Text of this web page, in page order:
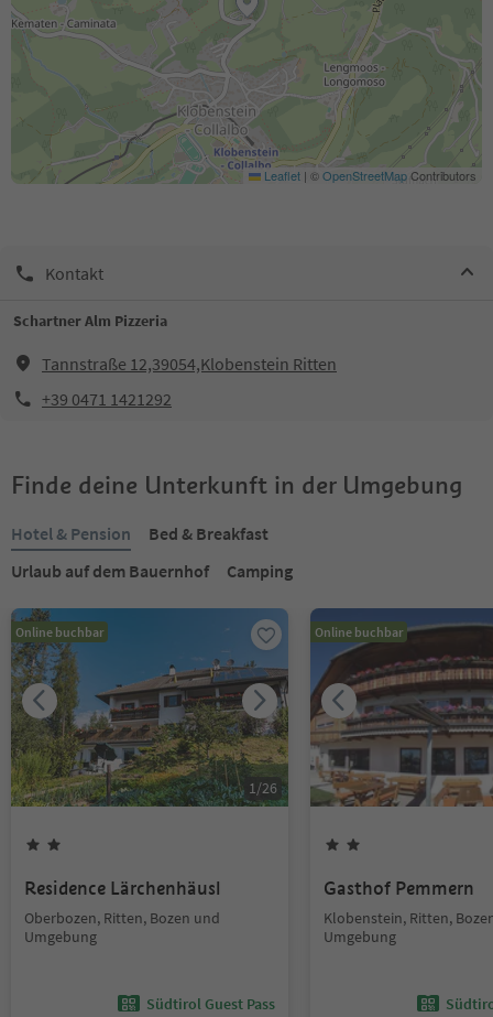
Leaflet | ©OpenStreetMapContributors
Kontakt
Schartner Alm Pizzeria
Tannstraße 12,39054,Klobenstein Ritten
+39 0471 1421292
Finde deine Unterkunft in der Umgebung
Hotel & Pension
Bed & Breakfast
Urlaub auf dem Bauernhof
Camping
Online buchbar
1/26
Residence Lärchenhäusl
Oberbozen, Ritten, Bozen und
Umgebung
Südtirol Guest Pass
Online buchbar
Gasthof Pemmern
Klobenstein, Ritten,
Umgebung